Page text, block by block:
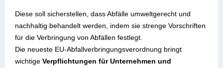
Diese soll sicherstellen, dass Abfälle umweltgerecht und
nachhaltig behandelt werden, indem sie strenge Vorschriften
für die Verbringung von Abfällen festlegt.
Die neueste EU-Abfallverbringungsverordnung bringt
wichtige Verpflichtungen für Unternehmen und